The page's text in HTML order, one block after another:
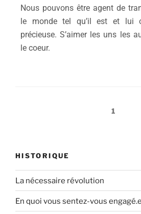
Nous pouvons être agent de
le monde tel qu’il est et lui
précieuse. S’aimerles uns les
le coeur.
1
HISTORIQUE
La nécessaire révolution
En quoi vous sentez-vous